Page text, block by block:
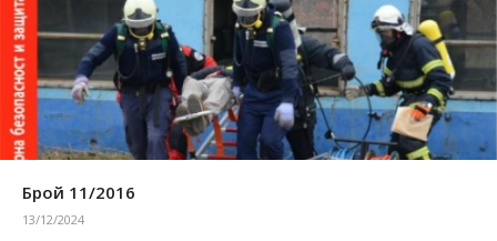
Брой 11/2016
13/12/2024